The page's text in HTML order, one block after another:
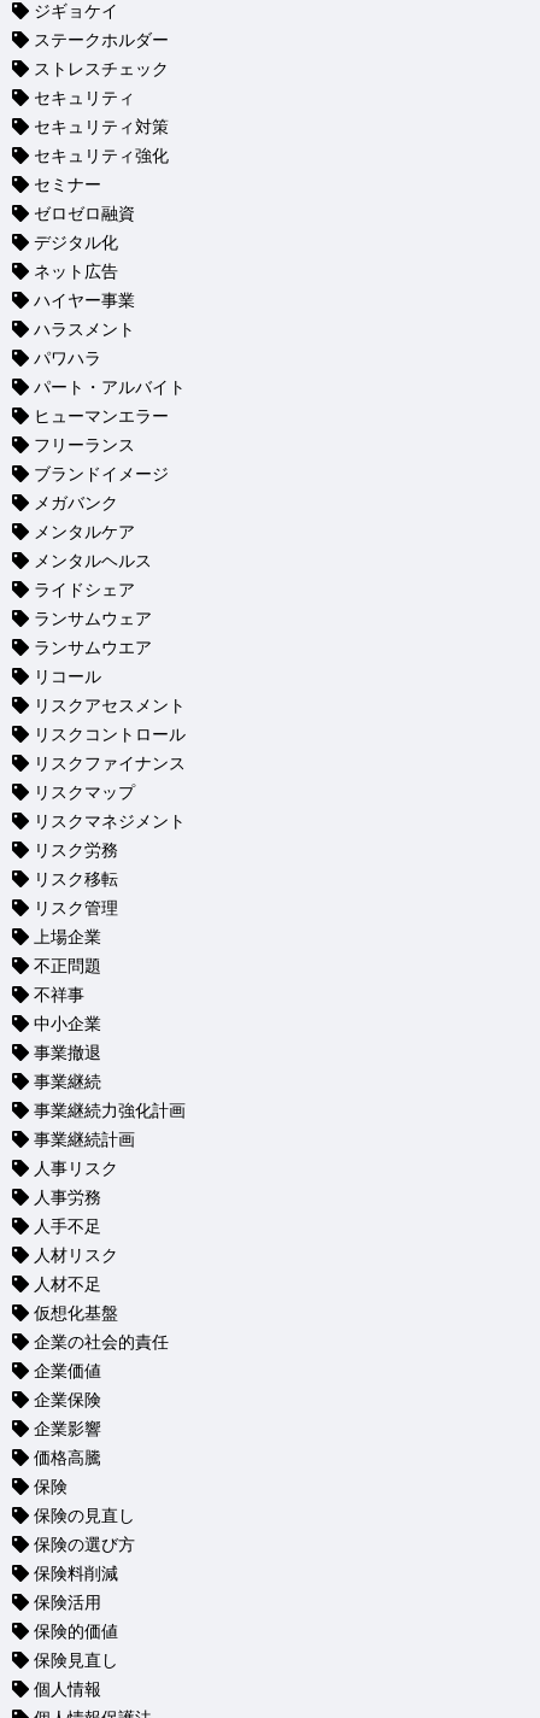
ジギョケイ
ステークホルダー
ストレスチェック
セキュリティ
セキュリティ対策
セキュリティ強化
セミナー
ゼロゼロ融資
デジタル化
ネット広告
ハイヤー事業
ハラスメント
パワハラ
パート・アルバイト
ヒューマンエラー
フリーランス
ブランドイメージ
メガバンク
メンタルケア
メンタルヘルス
ライドシェア
ランサムウェア
ランサムウエア
リコール
リスクアセスメント
リスクコントロール
リスクファイナンス
リスクマップ
リスクマネジメント
リスク労務
リスク移転
リスク管理
上場企業
不正問題
不祥事
中小企業
事業撤退
事業継続
事業継続力強化計画
事業継続計画
人事リスク
人事労務
人手不足
人材リスク
人材不足
仮想化基盤
企業の社会的責任
企業価値
企業保険
企業影響
価格高騰
保険
保険の見直し
保険の選び方
保険料削減
保険活用
保険的価値
保険見直し
個人情報